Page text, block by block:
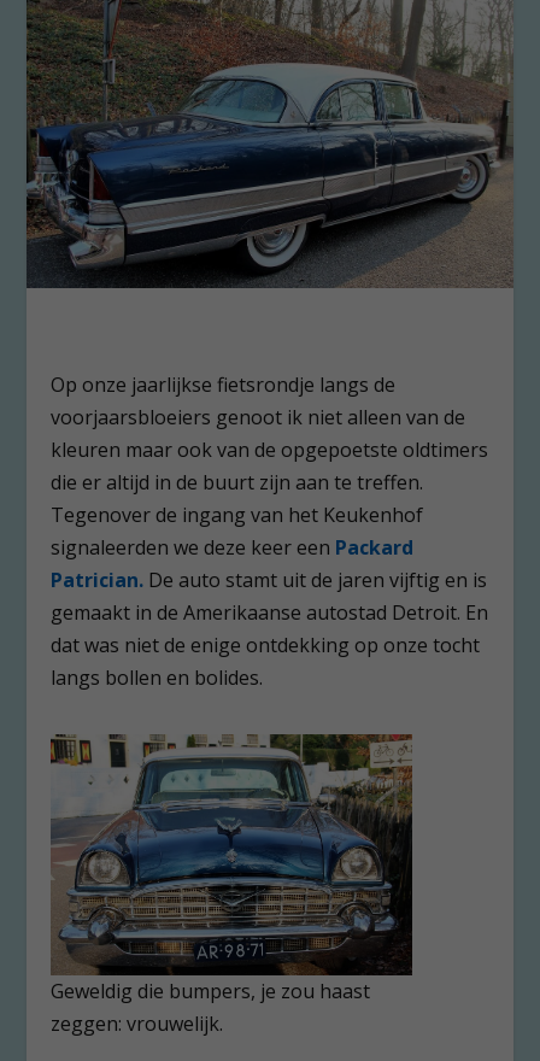
Op onze jaarlijkse fietsrondje langs de
voorjaarsbloeiers genoot ik niet alleen van de
kleuren maar ook van de opgepoetste oldtimers
die er altijd in de buurt zijn aan te treffen.
Tegenover de ingang van het Keukenhof
signaleerden we deze keer een Packard
Patrician. De auto stamt uit de jaren vijftig en is
gemaakt in de Amerikaanse autostad Detroit. En
dat was niet de enige ontdekking op onze tocht
langs bollen en bolides.
Geweldig die bumpers, je zou haast
zeggen: vrouwelijk.